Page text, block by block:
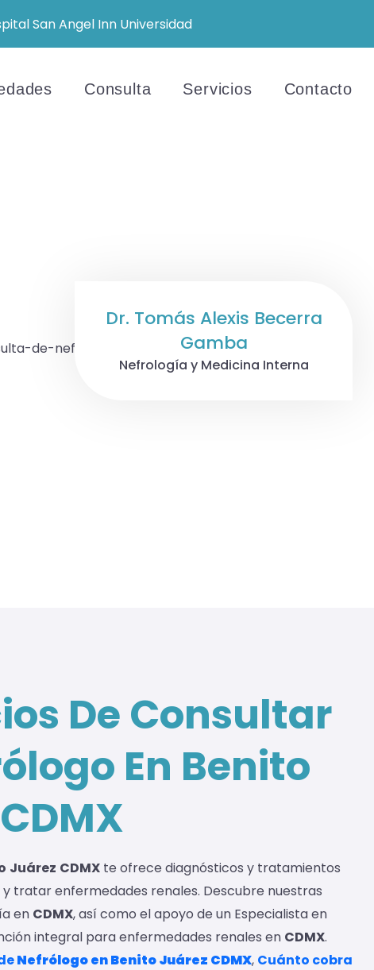
San Angel Inn Universidad
Consulta Servicios Contacto
Dr. Tomás Alexis Becerra
Gamba
Nefrología y Medicina Interna
De Consultar
En Benito
Juárez CDMX te ofrece diagnósticos y tratamientos
tratar enfermedades renales. Descubre nuestras
en CDMX, así como el apoyo de un Especialista en
integral para enfermedades renales en CDMX.
Nefrólogo en BenitoJuárez CDMX, Cuánto cobra